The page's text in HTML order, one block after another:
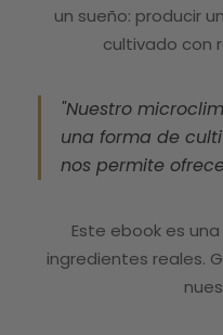
un sueño: producir
cultivado con
"Nuestro
una forma de
nos permite
Este ebook es
ingredientes reales.